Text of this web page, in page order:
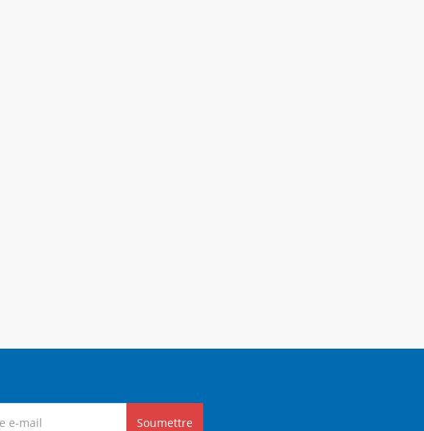
Soumettre